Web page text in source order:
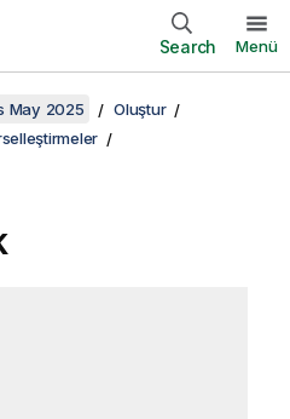
Search Menü
May 2025
Oluştur